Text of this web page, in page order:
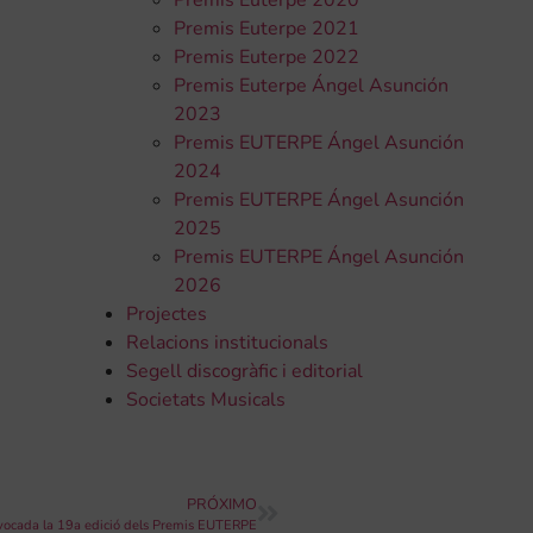
Premis Euterpe 2021
Premis Euterpe 2022
Premis Euterpe Ángel Asunción
2023
Premis EUTERPE Ángel Asunción
2024
Premis EUTERPE Ángel Asunción
2025
Premis EUTERPE Ángel Asunción
2026
Projectes
Relacions institucionals
Segell discogràfic i editorial
Societats Musicals
PRÓXIMO
la 19a edició dels Premis EUTERPE